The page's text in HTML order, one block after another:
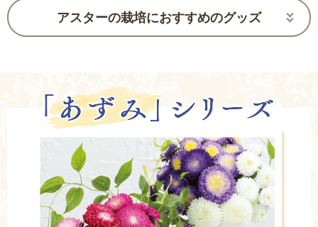
アスターの栽培におすすめのグッズ